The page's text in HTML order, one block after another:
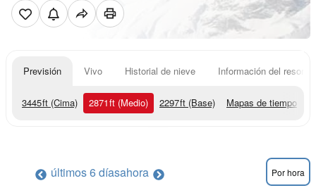
Previsión Vivo Historial de nieve Información del resort
3445ft (Cima) 2871ft (Medio) 2297ft (Base) Mapas de tiempo
últimos 6 díasahora Por hora